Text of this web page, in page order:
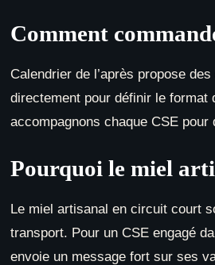
Comment
Calendrier de l’après propose
directement pour définir le
accompagnons chaque CSE
Pourquoi le miel
Le miel artisanal en circuit court
transport. Pour un CSE engagé
envoie un message fort sur ses